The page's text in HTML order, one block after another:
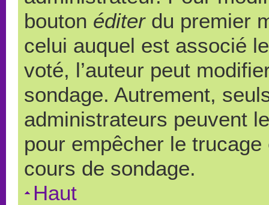
bouton éditerdu premier
celui auquel est associé
voté, l’auteur peut
sondage. Autrement,
administrateurs peuvent
pour empêcher le
cours de sondage.
Haut